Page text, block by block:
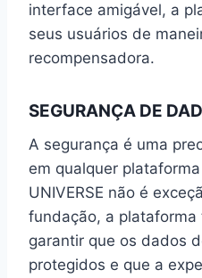
interface amigável, a
seus usuários de
recompensadora.
SEGURANÇA DE
A segurança é uma
em qualquer
UNIVERSE não é
fundação, a
garantir que os dados
protegidos e que a